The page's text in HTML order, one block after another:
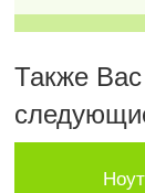
Также Вас